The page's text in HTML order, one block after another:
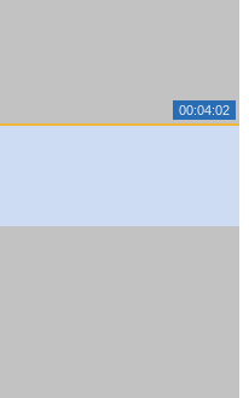
00:04:02